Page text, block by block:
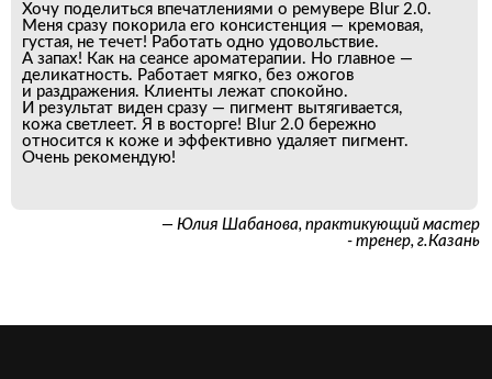
Хочу поделиться впечатлениями о ремувере Blur 2.0.
Меня сразу покорила его консистенция — кремовая,
густая, не течет! Работать одно удовольствие.
А запах! Как на сеансе ароматерапии. Но главное —
деликатность. Работает мягко, без ожогов
и раздражения. Клиенты лежат спокойно.
И результат виден сразу — пигмент вытягивается,
кожа светлеет. Я в восторге! Blur 2.0 бережно
относится к коже и эффективно удаляет пигмент.
Очень рекомендую!
— Юлия Шабанова, практикующий мастер
- тренер, г.Казань